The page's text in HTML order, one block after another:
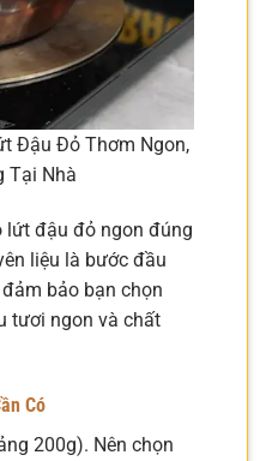
Đậu Đỏ Thơm Ngon,
Tại Nhà
lứt đậu đỏ ngon đúng
liệu là bước đầu
bảo bạn chọn
tươi ngon và chất
Có
200g). Nên chọn